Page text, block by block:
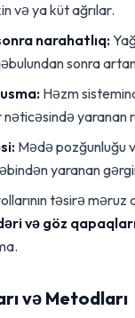
və ya küt ağrılar.
narahatlıq:
sonra artan
Həzm
yaranan
Mədə pozğunluğu
yaranan
təsirə məruz
və göz
və Metodları